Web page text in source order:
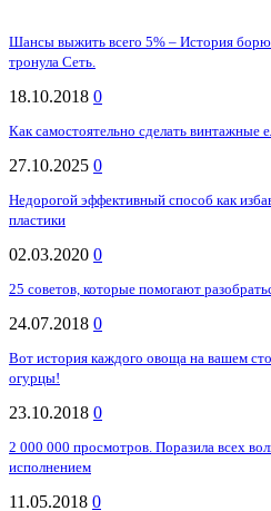
Шансы выжить всего 5% – История
тронула Сеть.
18.10.2018 0
Как самостоятельно сделать винтажные
27.10.2025 0
Недорогой эффективный способ как
пластики
02.03.2020 0
25 советов, которые помогают
24.07.2018 0
Вот история каждого овоща на вашем
огурцы!
23.10.2018 0
2 000 000 просмотров. Поразила всех
исполнением
11.05.2018 0